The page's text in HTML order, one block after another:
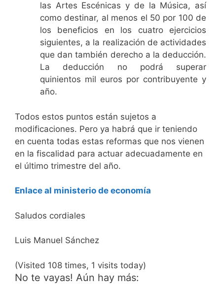
las Artes Escénicas y de la Música, así
como destinar, al menos el 50 por 100 de
los beneficios en los cuatro ejercicios
siguientes, a la realización de actividades
que dan también derecho a la deducción.
La deducción no podrá superar
quinientos mil euros por contribuyente y
año.
Todos estos puntos están sujetos a
modificaciones. Pero ya habrá que ir teniendo
en cuenta todas estas reformas que nos vienen
en la fiscalidad para actuar adecuadamente en
el último trimestre del año.
Enlace al ministerio de economía
Saludos cordiales
Luis Manuel Sánchez
(Visited 108 times, 1 visits today)
No te vayas! Aún hay más: